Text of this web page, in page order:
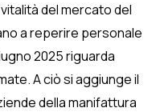
del mercato del
a reperire personale
2025 riguarda
A ciò si aggiunge il
della manifattura